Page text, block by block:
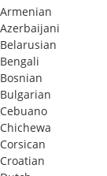
Armenian
Azerbaijani
Belarusian
Bengali
Bosnian
Bulgarian
Cebuano
Chichewa
Corsican
Croatian